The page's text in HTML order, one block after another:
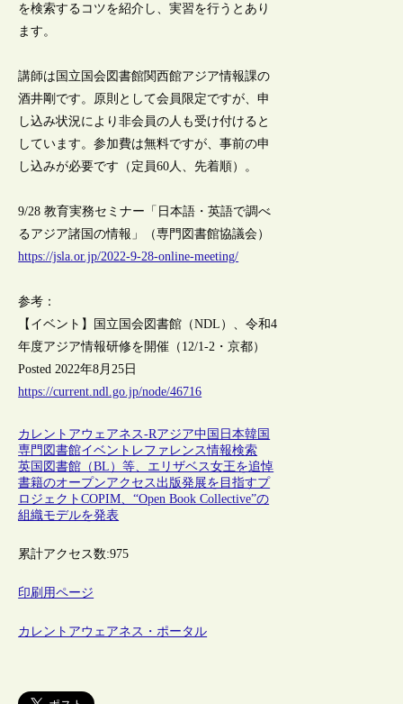
を検索するコツを紹介し、実習を行うとあり
ます。
講師は国立国会図書館関西館アジア情報課の
酒井剛です。原則として会員限定ですが、申
し込み状況により非会員の人も受け付けると
しています。参加費は無料ですが、事前の申
し込みが必要です（定員60人、先着順）。
9/28 教育実務セミナー「日本語・英語で調べ
るアジア諸国の情報」（専門図書館協議会）
https://jsla.or.jp/2022-9-28-online-meeting/
参考：
【イベント】国立国会図書館（NDL）、令和4
年度アジア情報研修を開催（12/1-2・京都）
Posted 2022年8月25日
https://current.ndl.go.jp/node/46716
カレントアウェアネス-Rアジア中国 日本韓国
専門図書館イベント レファレンス情報検索
英国図書館（BL）等、エリザベス女王を追悼
書籍のオープンアクセス出版発展を目指すプ
ロジェクトCOPIM、“Open Book Collective”の
組織モデルを発表
累計アクセス数:975
印刷用ページ
カレントアウェアネス・ポータル